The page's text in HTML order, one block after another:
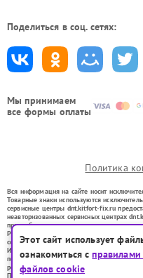
Мы принимаем
все формы оплаты
Поделиться в соц. сетях:
Политика
Вся информация на сайте носит
Товарные знаки используются
сервисные центры dnt.kitfort-fix.ru
неавторизованных сервисных центрах
правообладателями товарных знаков
Ремонт осуществляется для устройств,
со статьей 1487 ГК РФ.
Использование товарных знаков не
потребителей в заблуждение, а служит
ремонту техники указанных брендов.
Представленная на сайте информация не
Этот сайт использует
ознакомиться справилами
файлов cookie